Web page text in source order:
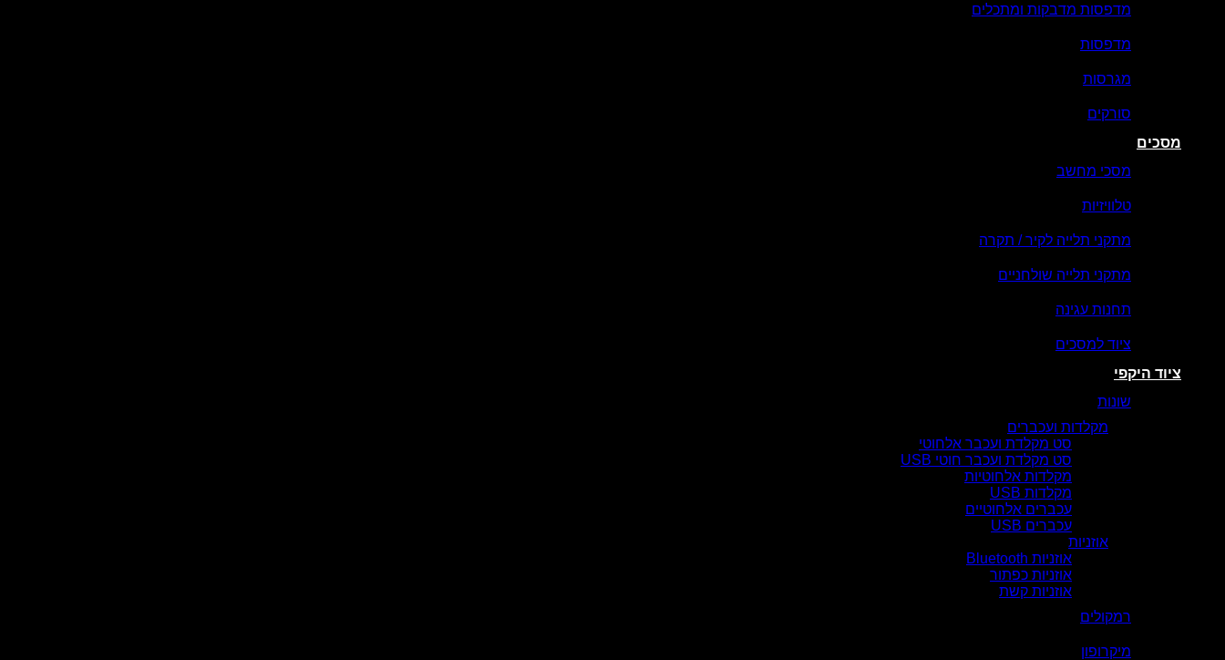
מדפסות מדבקות ומתכלים
מדפסות
מגרסות
סורקים
מסכים
מסכי מחשב
טלוויזיות
מתקני תלייה לקיר / תקרה
מתקני תלייה שולחניים
תחנות עגינה
ציוד למסכים
ציוד היקפי
שונות
מקלדות ועכברים
סט מקלדת ועכבר אלחוטי
סט מקלדת ועכבר חוטי USB
מקלדות אלחוטיות
מקלדות USB
עכברים אלחוטיים
עכברים USB
אוזניות
אוזניות Bluetooth
אוזניות כפתור
אוזניות קשת
רמקולים
מיקרופון